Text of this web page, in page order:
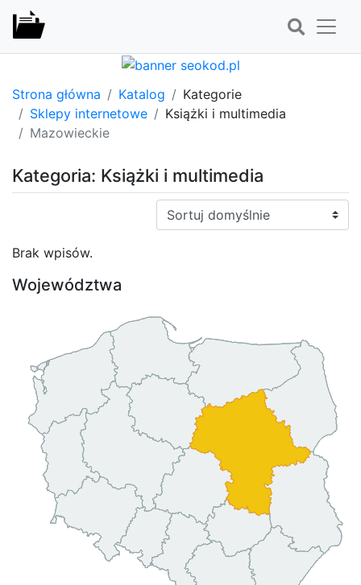
Strona główna Katalog
Kategorie
Sklepy internetowe
Książki i multimedia
Mazowieckie
Kategoria: Książki i multimedia
Sortuj:
Brak wpisów.
Województwa